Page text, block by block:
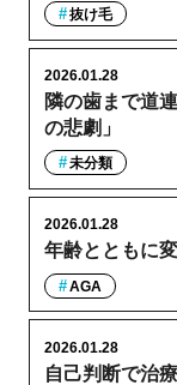
抜け毛
隣の歯まで道
の悲劇」
2026.01.28
未分類
年齢とともに
2026.01.28
AGA
自己判断で治
2026.01.28